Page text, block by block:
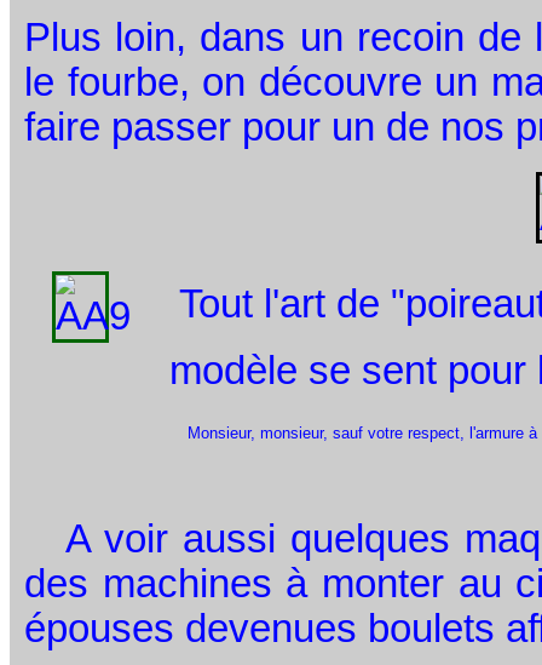
Plus loin, dans un recoin
le fourbe, on découvre un
faire passer pour un de nos
Tout l'art de
modèle se sent
Monsieur, monsieur, sauf votre respect, l'armure
A voir aussi quelques
des machines à monter au
épouses devenues boulets